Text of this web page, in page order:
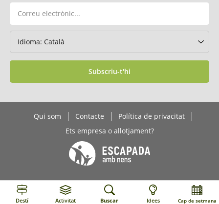
Subscriu-t'hi
Qui som Contacte
Política de privacitat
Ets empresa o allotjament?
Destí Activitat Buscar Idees Cap de setmana